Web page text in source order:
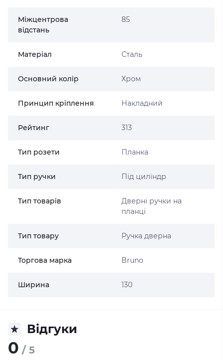
Міжцентрова
відстань
85
Матеріал Сталь
Основний колір Хром
Принцип кріплення Накладний
Рейтинг 313
Тип розети Планка
Тип ручки Під циліндр
Тип товарів
Дверні ручки на
планці
Тип товару Ручка дверна
Торгова марка Bruno
Ширина 130
Відгуки
0 / 5